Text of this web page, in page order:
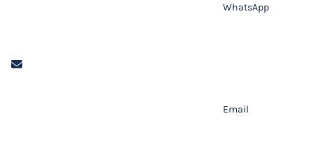
WhatsApp
Email